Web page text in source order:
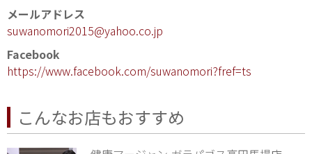
メールアドレス
suwanomori2015@yahoo.co.jp
Facebook
https://www.facebook.com/suwanomori?fref=ts
こんなお店もおすすめ